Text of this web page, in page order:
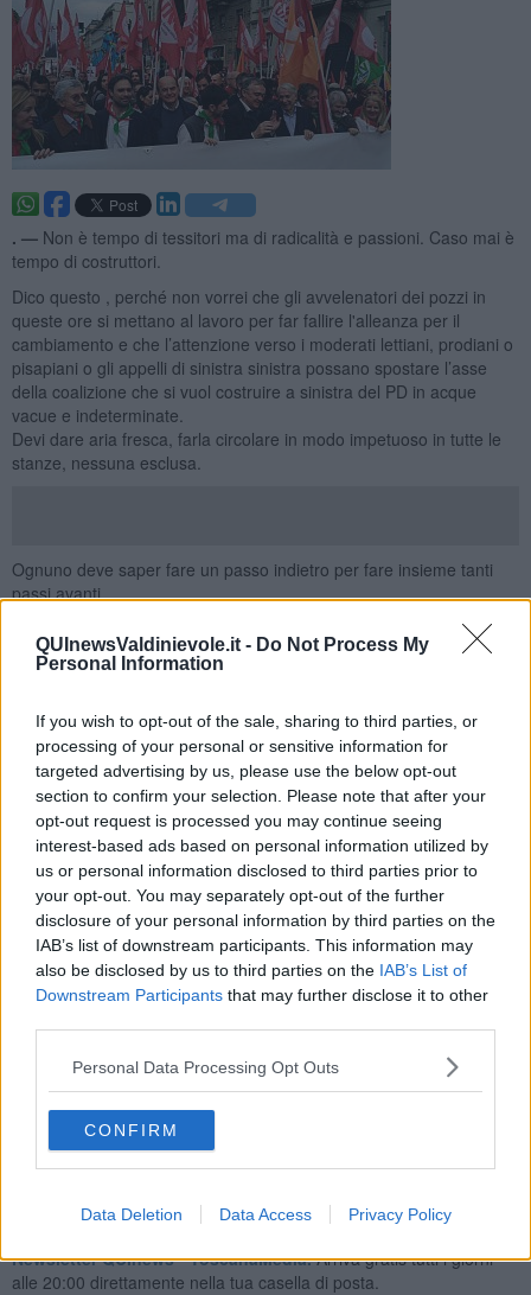
QUInewsValdinievole.it - Do Not Process My
Personal Information
If you wish to opt-out of the sale, sharing to third parties, or
processing of your personal or sensitive information for
targeted advertising by us, please use the below opt-out
section to confirm your selection. Please note that after your
opt-out request is processed you may continue seeing
interest-based ads based on personal information utilized by
us or personal information disclosed to third parties prior to
your opt-out. You may separately opt-out of the further
disclosure of your personal information by third parties on the
IAB’s list of downstream participants. This information may
also be disclosed by us to third parties on the IAB’s List of
Downstream Participants that may further disclose it to other
Personal Data Processing Opt Outs
CONFIRM
Data Deletion Data Access Privacy Policy
. — Non è tempo di tessitori ma di radicalità e passioni. Caso mai è
tempo di costruttori.
Dico questo , perché non vorrei che gli avvelenatori dei pozzi in
queste ore si mettano al lavoro per far fallire l'alleanza per il
cambiamento e che l’attenzione verso i moderati lettiani, prodiani o
pisapiani o gli appelli di sinistra sinistra possano spostare l’asse
della coalizione che si vuol costruire a sinistra del PD in acque
vacue e indeterminate.
Devi dare aria fresca, farla circolare in modo impetuoso in tutte le
stanze, nessuna esclusa.
Ognuno deve saper fare un passo indietro per fare insieme tanti
passi avanti.
essere il centro della mediazione, non il portatore d’acqua verso
nessuno che si autopropone alla testa del corteo.
irresponsabili, per non usare termini peggiori, con tutti coloro che
sembra pongano veti e pregiudiziali per rendere più difficile la
formazione della alleanza a sinistra.
Niente veti di nessuno verso nessuno.
E poi si lavori in queste ore per includere, senza veti, pregiudizi ma
con grande radicalita' sui contenuti, sui programmi. Lavori per unire
tutta la sinistra, unire il mondo cattolico democratico, le
associazioni.
Messaggi chiari: Il 17 dobbiamo stare a Roma con il popolo della
CGIL, il 18 sempre a Roma con la Falcone e gli altri aderenti, Il
primo luglio con una grande iniziativa insieme a campo
progressista.
Tito Barbini
Newsletter QUInews - ToscanaMedia.Arriva gratis tutti i giorni
alle 20:00 direttamente nella tua casella di posta.